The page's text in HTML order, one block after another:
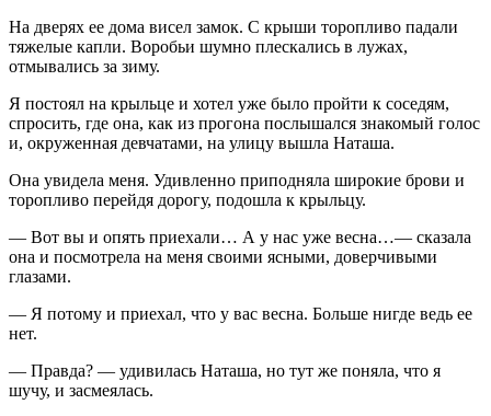
На дверях ее дома висел замок. С крыши торопливо падали
тяжелые капли. Воробьи шумно плескались в лужах,
отмывались за зиму.
Я постоял на крыльце и хотел уже было пройти к соседям,
спросить, где она, как из прогона послышался знакомый голос
и, окруженная девчатами, на улицу вышла Наташа.
Она увидела меня. Удивленно приподняла широкие брови и
торопливо перейдя дорогу, подошла к крыльцу.
— Вот вы и опять приехали… А у нас уже весна…— сказала
она и посмотрела на меня своими ясными, доверчивыми
глазами.
— Я потому и приехал, что у вас весна. Больше нигде ведь ее
нет.
— Правда? — удивилась Наташа, но тут же поняла, что я
шучу, и засмеялась.